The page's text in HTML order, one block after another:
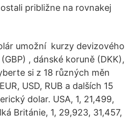
približne na rovnakej
umožní kurzy devizového
, dánské koruně (DKK),
si z 18 různých měn
USD, RUB a dalších 15
dolar. USA, 1, 21,499,
Británie, 1, 29,923, 31,457,